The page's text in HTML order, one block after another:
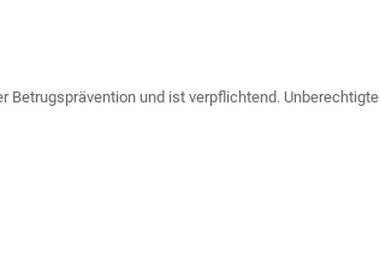
Betrugsprävention und ist verpflichtend. Unberechtigte